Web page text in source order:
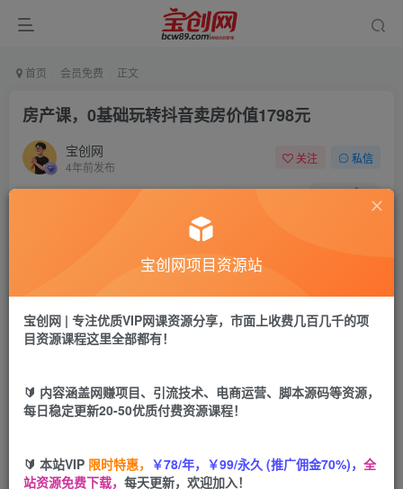
首页 会员免费 正文
房产课，0基础玩转抖音卖房价值1798元
宝创网
4年前发布
关注 私信
62 9
房产课，0基础玩转抖音卖房价值1798元
此内容为付费资源，请付费后查看
宝币9.9 宝币 19.9
年卡会员 免费
您当前未登录！建议登陆后购买，可保存购买订单
宝创网项目资源站
宝创网 | 专注优质VIP网课资源分享，市面上收费几百几千的项
目资源课程这里全部都有！
🔰 内容涵盖网赚项目、引流技术、电商运营、脚本源码等资源，
每日稳定更新20-50优质付费资源课程！
🔰 本站VIP 限时特惠， ￥78/年，￥99/永久 (推广佣金70%)， 全
站资源免费下载， 每天更新，欢迎加入！